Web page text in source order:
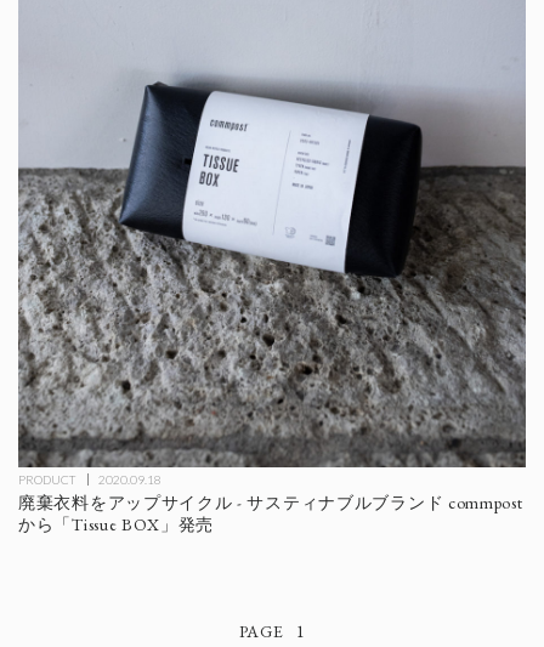
PRODUCT 2020.09.18
廃棄衣料をアップサイクル - サスティナブルブランド commpost
から「Tissue BOX」発売
1